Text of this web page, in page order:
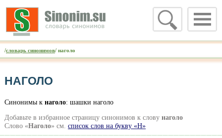
/словарь синонимов/ наголо
НАГОЛО
Синонимы к наголо: шашки наголо
Добавьте в избранное страницу синонимов к слову наголо
Слово «Наголо» см. список слов на букву «Н»